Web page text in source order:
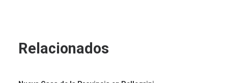
Relacionados